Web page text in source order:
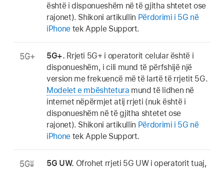
është i disponueshëm në të gjitha shtetet ose
rajonet). Shikoni artikullin Përdorimi i 5G në
iPhonetek Apple Support.
5G+. Rrjeti 5G+ i operatorit celular është i
disponueshëm, i cili mund të përfshijë një
version me frekuencë më të lartë të rrjetit 5G.
Modelet e mbështetura mund të lidhen në
internet nëpërmjet atij rrjeti (nuk është i
disponueshëm në të gjitha shtetet ose
rajonet). Shikoni artikullin Përdorimi i 5G në
iPhonetek Apple Support.
5G UW. Ofrohet rrjeti 5G UW i operatorit tuaj,